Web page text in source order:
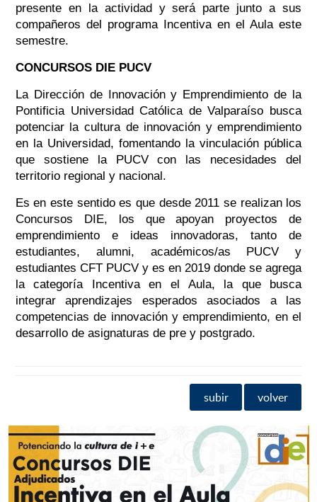
presente en la actividad y será parte junto a sus
compañeros del programa Incentiva en el Aula este
semestre.
CONCURSOS DIE PUCV
La Dirección de Innovación y Emprendimiento de la
Pontificia Universidad Católica de Valparaíso busca
potenciar la cultura de innovación y emprendimiento
en la Universidad, fomentando la vinculación pública
que sostiene la PUCV con las necesidades del
territorio regional y nacional.
Es en este sentido es que desde 2011 se realizan los
Concursos DIE, los que apoyan proyectos de
emprendimiento e ideas innovadoras, tanto de
estudiantes, alumni, académicos/as PUCV y
estudiantes CFT PUCV y es en 2019 donde se agrega
la categoría Incentiva en el Aula, la que busca
integrar aprendizajes esperados asociados a las
competencias de innovación y emprendimiento, en el
desarrollo de asignaturas de pre y postgrado.
subir volver